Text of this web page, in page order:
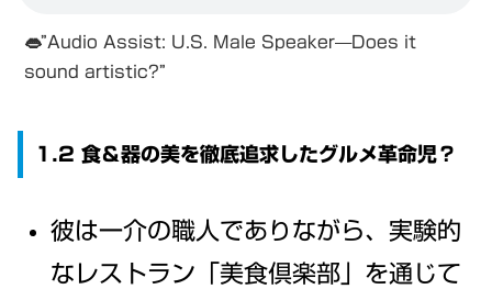
👄”Audio Assist: U.S. Male Speaker—Does it
sound artistic?”
1.2 食＆器の美を徹底追求したグルメ革命児？
彼は一介の職人でありながら、実験的
なレストラン「美食倶楽部」を通じて